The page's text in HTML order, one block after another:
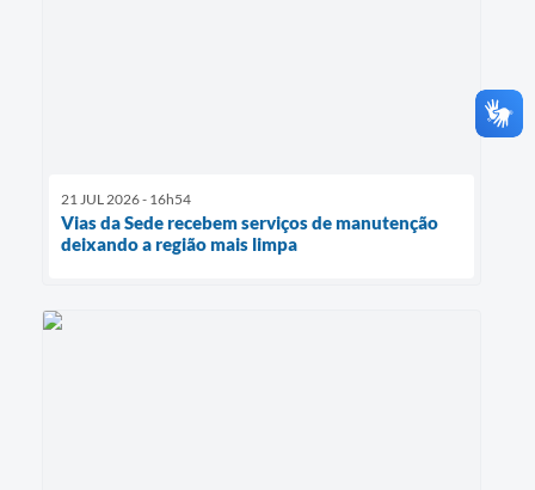
21 JUL 2026 - 16h54
Vias da Sede recebem serviços de manutenção
deixando a região mais limpa